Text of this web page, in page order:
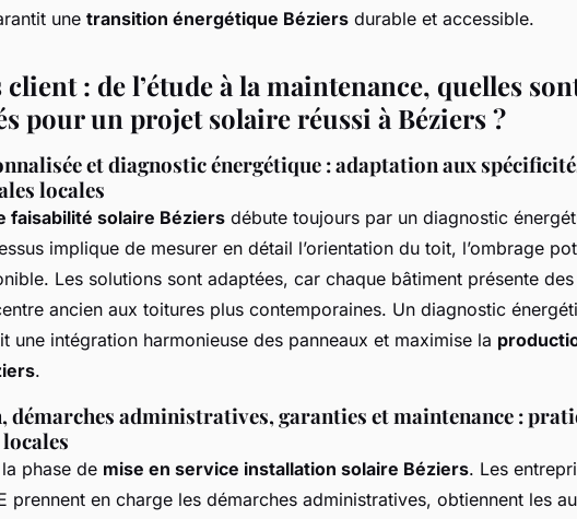
une transition énergétique Béziers durable et accessible.
: de l’étude à la maintenance, quelles
pour un projet solaire réussi à Béziers ?
et diagnostic énergétique : adaptation aux
locales
faisabilité solaire Béziers débute toujours par un diagnostic
implique de mesurer en détail l’orientation du toit, l’ombrage
Les solutions sont adaptées, car chaque bâtiment présente
ancien aux toitures plus contemporaines. Un diagnostic
une intégration harmonieuse des panneaux et maximise la
.
administratives, garanties et maintenance :
phase de mise en service installation solaire Béziers. Les
prennent en charge les démarches administratives, obtiennent les